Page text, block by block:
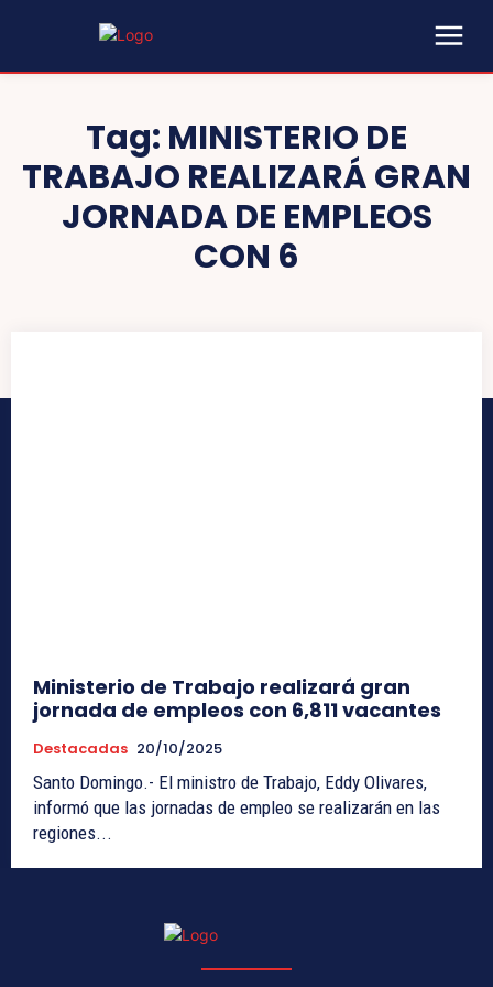
Tag: MINISTERIO DE
TRABAJO REALIZARÁ GRAN
JORNADA DE EMPLEOS
CON 6
Ministerio de Trabajo realizará gran
jornada de empleos con 6,811 vacantes
Destacadas 20/10/2025
Santo Domingo.- El ministro de Trabajo, Eddy Olivares,
informó que las jornadas de empleo se realizarán en las
regiones...